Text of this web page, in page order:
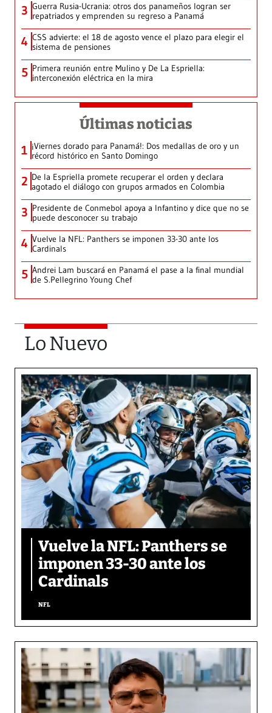
3 Guerra Rusia-Ucrania: otros dos panameños logran ser
repatriados y emprenden su regreso a Panamá
4 CSS advierte: el 18 de agosto vence el plazo para elegir el
sistema de pensiones
5 Primera reunión entre Mulino y De La Espriella:
interconexión eléctrica en la mira
Últimas noticias
1 ¡Viernes dorado para Panamá!: Dos medallas de oro y un
récord histórico en Santo Domingo
2 De la Espriella promete recuperar el orden y declara
agotado el diálogo con grupos armados en Colombia
3 Presidente de Conmebol apoya a Infantino y dice que no se
puede desconocer su trabajo
4 Vuelve la NFL: Panthers se imponen 33-30 ante los
Cardinals
5 Andrei Lam buscará en Panamá el pase a la final mundial
de S.Pellegrino Young Chef
Lo Nuevo
Vuelve la NFL: Panthers se
imponen 33-30 ante los
Cardinals
NFL